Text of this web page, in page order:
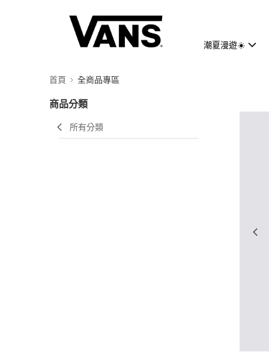
潮夏漫遊☀️
首頁 全商品專區
商品分類
所有分類